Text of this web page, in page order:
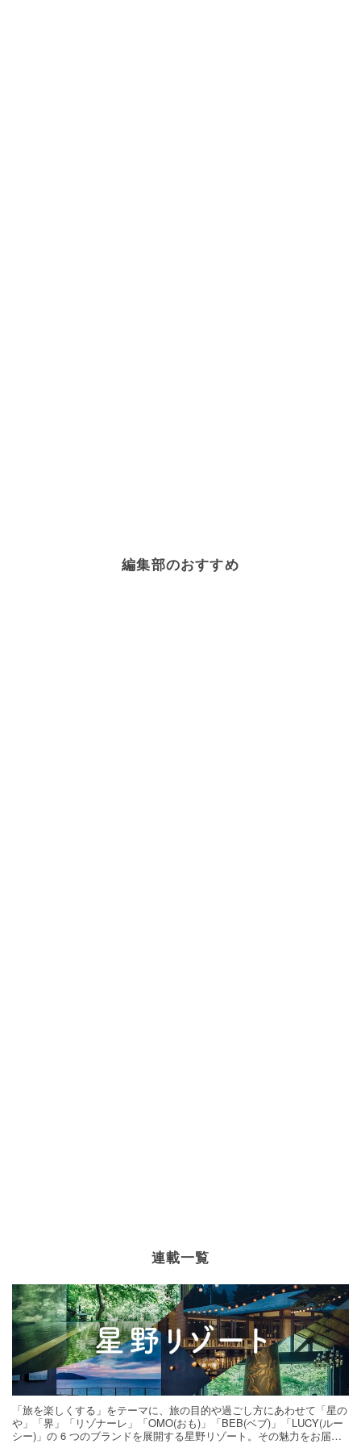
編集部のおすすめ
連載一覧
「旅を楽しくする」をテーマに、旅の目的や過ごし方にあわせて「星の
や」「界」「リゾナーレ」「OMO(おも)」「BEB(ベブ)」「LUCY(ルー
シー)」の 6 つのブランドを展開する星野リゾート。その魅力をお届け